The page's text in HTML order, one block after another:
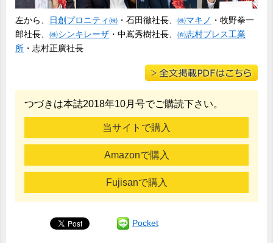
左から、 日創プロニティ㈱ ・石田徹社長、 ㈱マキノ ・牧野拳一
郎社長、 ㈱シンキレーザ ・中嶌秀樹社長、 ㈲志村プレス工業
所 ・志村正廣社長
つづきは本誌2018年10月号でご購読下さい。
当サイトで購入
Amazonで購入
Fujisanで購入
Pocket